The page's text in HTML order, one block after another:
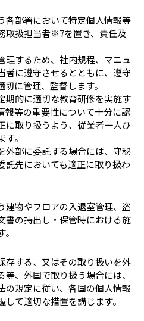
各部署において特定個人情報等
取扱担当者※7を置き、責任及
理するため、社内規程、マニュ
者に遵守させるとともに、遵守
に管理、監督します。
期的に適切な教育研修を実施す
報等の重要性について十分に認
に取り扱うよう、従業者一人ひ
。
外部に委託する場合には、守秘
託先においても適正に取り扱わ
建物やフロアの入退室管理、盗
書の持出し・保管時における施
存する、又はその取り扱いを外
、外国で取り扱う場合には、
の規定に従い、各国の個人情報
て適切な措置を講じます。